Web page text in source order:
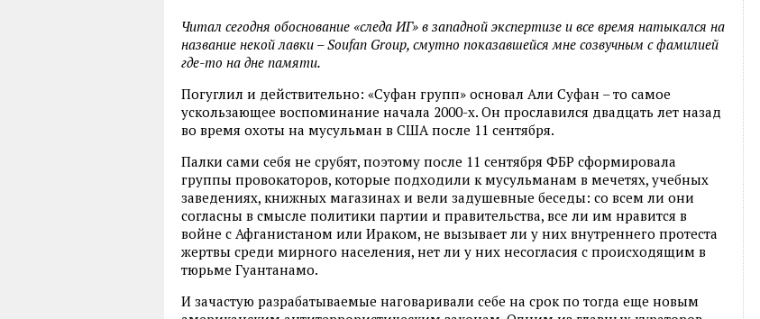
Читал сегодня обоснование «следа ИГ» в западной экспертизе и все время натыкался на
название некой лавки – Soufan Group, смутно показавшейся мне созвучным с фамилией
где-то на дне памяти.
Погуглил и действительно: «Суфан групп» основал Али Суфан – то самое
ускользающее воспоминание начала 2000-х. Он прославился двадцать лет назад
во время охоты на мусульман в США после 11 сентября.
Палки сами себя не срубят, поэтому после 11 сентября ФБР сформировала
группы провокаторов, которые подходили к мусульманам в мечетях, учебных
заведениях, книжных магазинах и вели задушевные беседы: со всем ли они
согласны в смысле политики партии и правительства, все ли им нравится в
войне с Афганистаном или Ираком, не вызывает ли у них внутреннего протеста
жертвы среди мирного населения, нет ли у них несогласия с происходящим в
тюрьме Гуантанамо.
И зачастую разрабатываемые наговаривали себе на срок по тогда еще новым